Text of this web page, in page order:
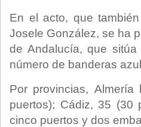
En el acto, que
Josele González, se ha
de Andalucía, que
número de banderas
Por provincias,
puertos); Cádiz, 35 (30
cinco puertos y dos